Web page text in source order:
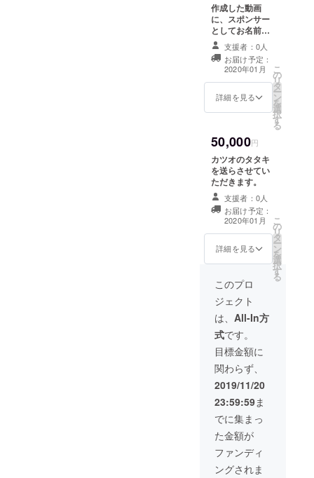
作成した動画
に、スポンサー
としてお名前を
載せさせていた
だきます。（2
回） ※目標金額
未達の場合、現
状あるiPhoneな
どで撮影したも
※支援時ご希望の
よい名前)を備考
欄へ記入くださ
い
支援者：0人
お届け予定：
2020年01月
詳細を見る
こ
の
リ
タ
ー
ン
を
選
択
す
る
50,000円
カツオのタタキ
を送らさせてい
ただきます。
支援者：0人
お届け予定：
2020年01月
詳細を見る
こ
の
リ
タ
ー
ン
を
選
択
す
る
このプロ
ジェクト
は、 All-In方
式です。
目標金額に
関わらず、
2019/11/20
23:59:59ま
でに集まっ
た金額が
ファンディ
ングされま